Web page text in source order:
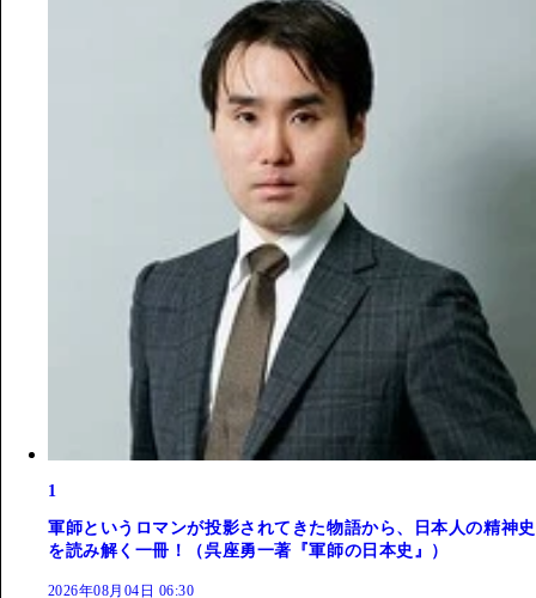
1
軍師というロマンが投影されてきた物語から、日本人の精神史
を読み解く一冊！（呉座勇一著『軍師の日本史』）
2026年08月04日 06:30